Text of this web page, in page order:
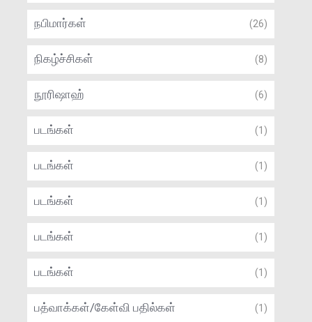
நபிமார்கள் (26)
நிகழ்ச்சிகள் (8)
நூரிஷாஹ் (6)
படங்கள் (1)
படங்கள் (1)
படங்கள் (1)
படங்கள் (1)
படங்கள் (1)
பத்வாக்கள்/கேள்வி பதில்கள் (1)